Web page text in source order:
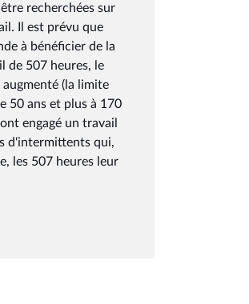
recherchées sur
Il est prévu que
à bénéficier de la
de 507 heures, le
(la limite
50 ans et plus à 170
engagé un travail
d'intermittents qui,
les 507 heures leur